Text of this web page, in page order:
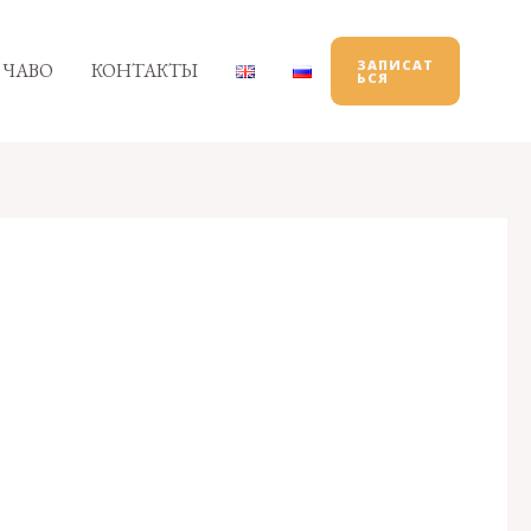
ЧАВО КОНТАКТЫ ЗАПИСАТ
ЬСЯ